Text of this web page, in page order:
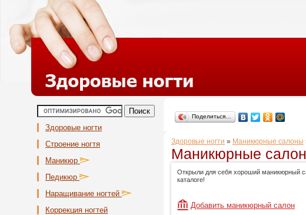
Здоровые ногти
Строение ногтя
Маникюр
Педикюр
Наращивание ногтей
Коррекция ногтей
Поделиться…
Здоровые ногти » Маникюрные салоны
Маникюрные
Открыли для себя хороший маникюрный
каталоге!
Добавить маникюрный салон